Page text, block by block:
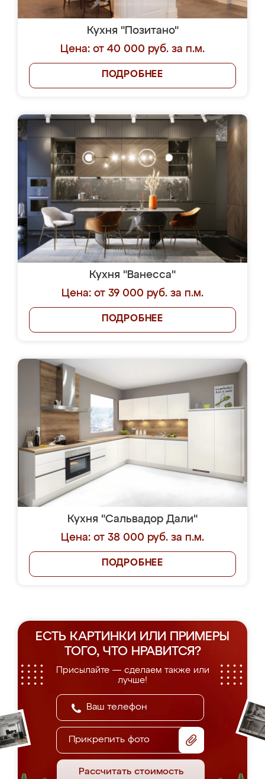
Кухня "Позитано"
Цена: от 40 000 руб. за п.м.
ПОДРОБНЕЕ
Кухня "Ванесса"
Цена: от 39 000 руб. за п.м.
ПОДРОБНЕЕ
Кухня "Сальвадор Дали"
Цена: от 38 000 руб. за п.м.
ПОДРОБНЕЕ
ЕСТЬ КАРТИНКИ ИЛИ ПРИМЕРЫ
ТОГО, ЧТО НРАВИТСЯ?
Присылайте — сделаем также или
лучше!
Прикрепить фото
Рассчитать стоимость